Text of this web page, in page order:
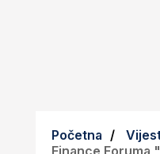
Početna
Finance Foruma